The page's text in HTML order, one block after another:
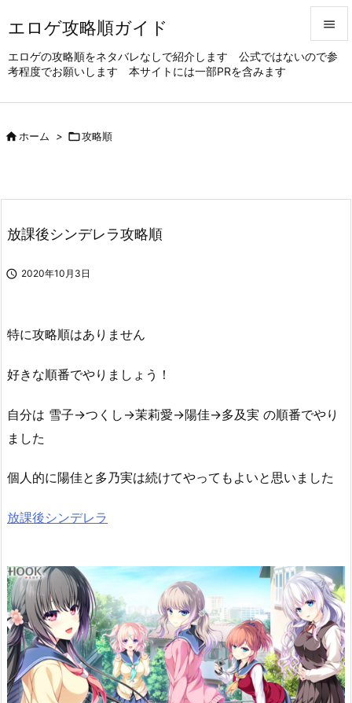
エロゲ攻略順ガイド
エロゲの攻略順をネタバレなしで紹介します 公式ではないので参
考程度でお願いします 本サイトには一部PRを含みます


ホーム > 攻略順
放課後シンデレラ攻略順
 2020年10月3日
特に攻略順はありません
好きな順番でやりましょう！
自分は 雪子→つくし→茉莉愛→陽佳→多及実 の順番でやり
ました
個人的に陽佳と多乃実は続けてやってもよいと思いました
放課後シンデレラ